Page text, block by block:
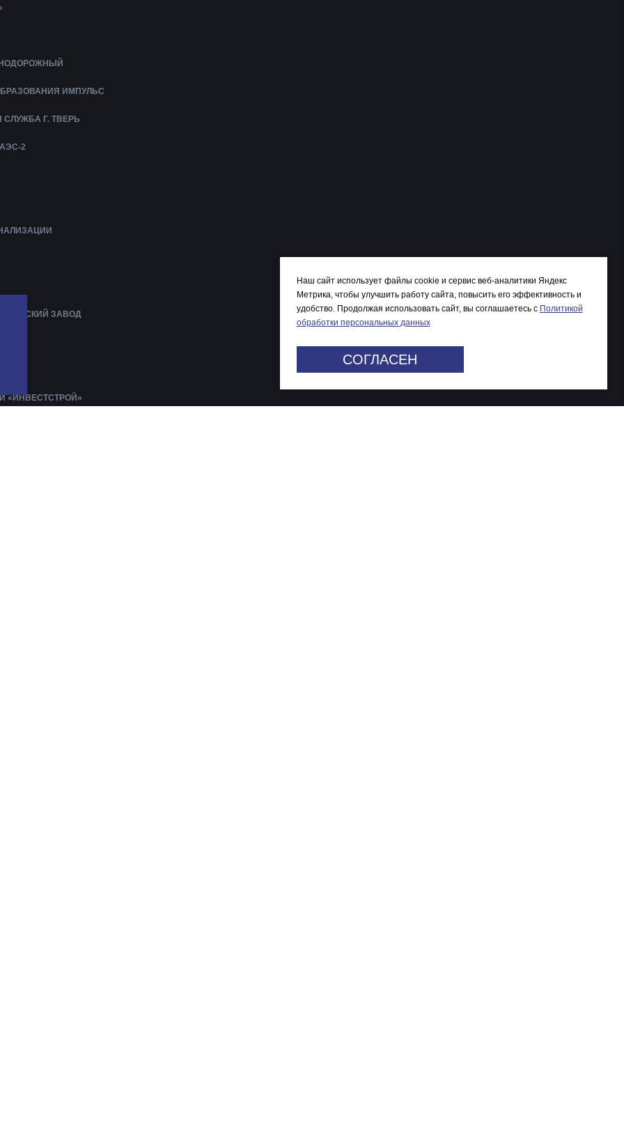
ИМПУЛЬС
Г. ТВЕРЬ
2
ЗАВОД
«ИНВЕСТСТРОЙ»
Наш сайт использует файлы cookie и сервис веб-аналитики Яндекс
Метрика, чтобы улучшить работу сайта, повысить его эффективность и
удобство. Продолжая использовать сайт, вы соглашаетесь c Политикой
обработки персональных данных
СОГЛАСЕН